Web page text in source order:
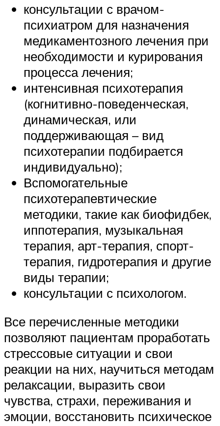
консультации с врачом-
психиатром для назначения
медикаментозного лечения при
необходимости и курирования
процесса лечения;
интенсивная психотерапия
(когнитивно-поведенческая,
динамическая, или
поддерживающая – вид
психотерапии подбирается
индивидуально);
Вспомогательные
психотерапевтические
методики, такие как биофидбек,
иппотерапия, музыкальная
терапия, арт-терапия, спорт-
терапия, гидротерапия и другие
виды терапии;
консультации с психологом.
Все перечисленные методики
позволяют пациентам проработать
стрессовые ситуации и свои
реакции на них, научиться методам
релаксации, выразить свои
чувства, страхи, переживания и
эмоции, восстановить психическое